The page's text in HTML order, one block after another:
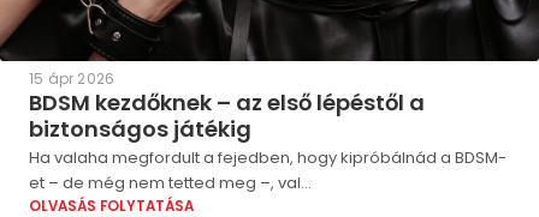
15 ápr 2026
BDSM kezdőknek – az első lépéstől a
biztonságos játékig
Ha valaha megfordult a fejedben, hogy kipróbálnád a BDSM-
et – de még nem tetted meg –, val...
OLVASÁS FOLYTATÁSA